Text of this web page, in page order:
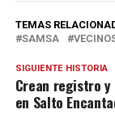
TEMAS
SAMSA
SIGUIENTE HISTORIA
Crean registro
en Salto